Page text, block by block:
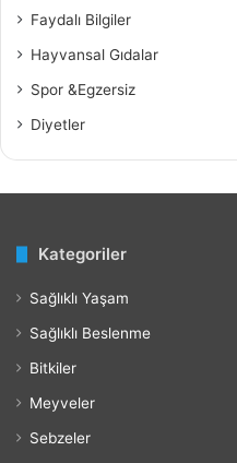
Faydalı Bilgiler
Hayvansal Gıdalar
Spor &Egzersiz
Diyetler
Kategoriler
Sağlıklı Yaşam
Sağlıklı Beslenme
Bitkiler
Meyveler
Sebzeler